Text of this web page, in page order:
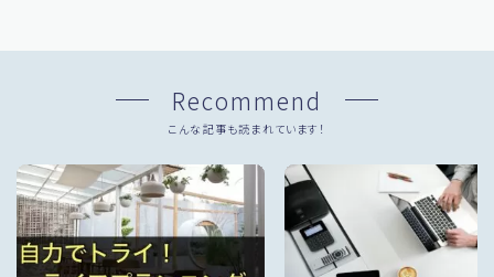
Recommend
こんな記事も読まれています！